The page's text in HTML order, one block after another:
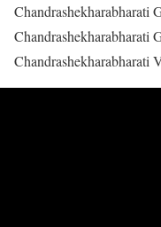
Chandrashekharabharati
Chandrashekharabharati
Chandrashekharabharati